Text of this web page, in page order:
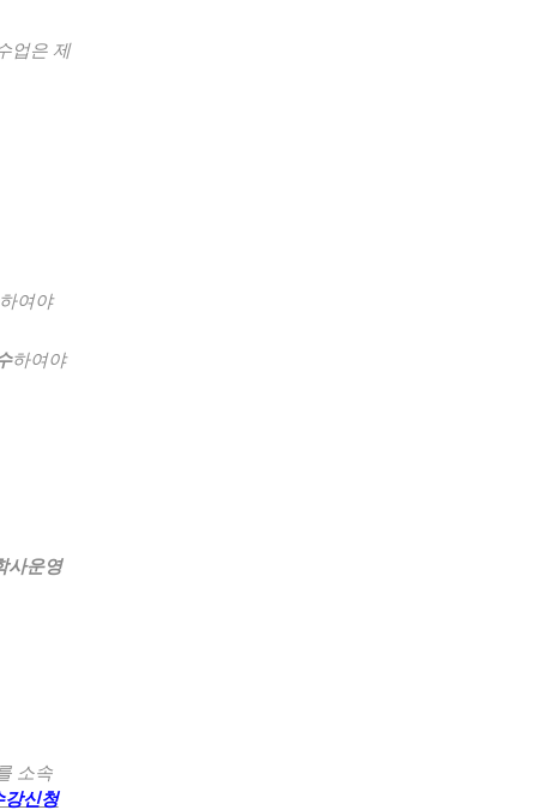
업은 제
여야
하여야
사운영
소속
강신청